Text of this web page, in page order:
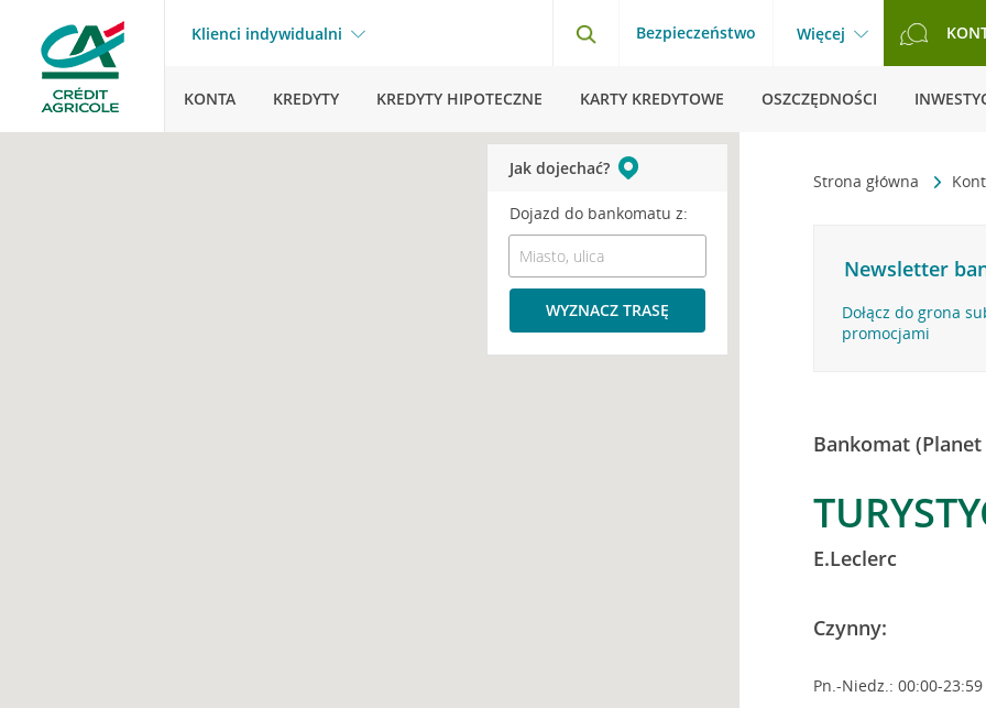
Klienci indywidualni Bezpieczeństwo Więcej
KONTA KREDYTY KREDYTY HIPOTECZNE KARTY KREDYTOWE OSZCZĘDNOŚCI
Strona główna
Newsletter
Dołącz do grona
promocjami
Bankomat (Planet
E.Leclerc
Czynny:
Pn.-Niedz.: 00:00-23:59
Jak dojechać?
Dojazd do bankomatu z:
WYZNACZ TRASĘ